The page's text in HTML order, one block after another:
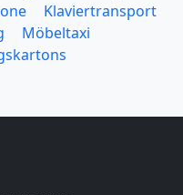
Klaviertransport
Möbeltaxi